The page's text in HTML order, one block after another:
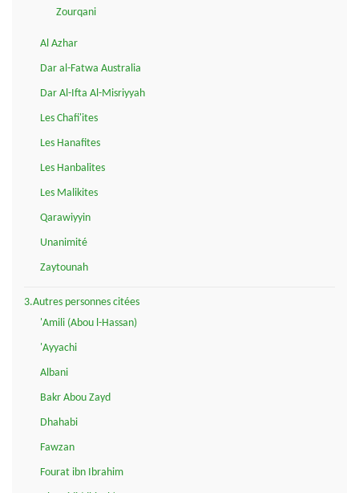
Zourqani
Al Azhar
Dar al-Fatwa Australia
Dar Al-Ifta Al-Misriyyah
Les Chafi'ites
Les Hanafites
Les Hanbalites
Les Malikites
Qarawiyyin
Unanimité
Zaytounah
3.Autres personnes citées
'Amili (Abou l-Hassan)
'Ayyachi
Albani
Bakr Abou Zayd
Dhahabi
Fawzan
Fourat ibn Ibrahim